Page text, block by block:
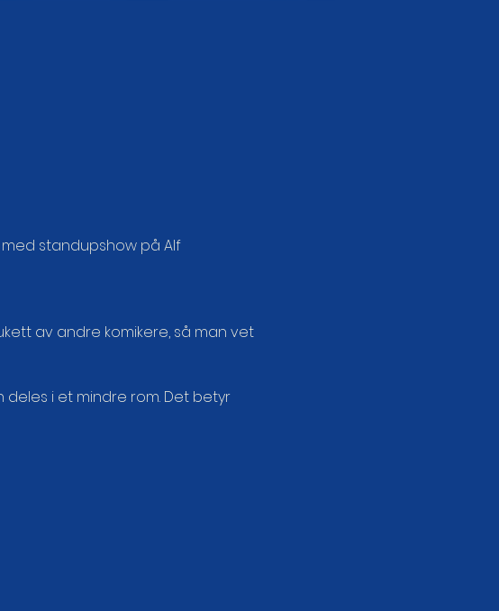
standupshow på Alf
av andre komikere, så man vet
i et mindre rom. Det betyr